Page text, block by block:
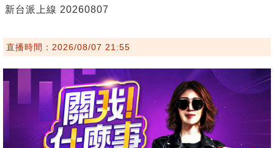
新台派上線 20260807
直播時間：2026/08/07 21:55